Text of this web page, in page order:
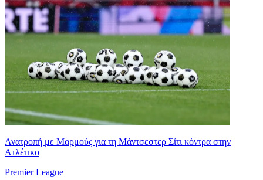
Ανατροπή με Μαρμούς για τη Μάντσεστερ Σίτι κόντρα στην
Ατλέτικο
Premier League